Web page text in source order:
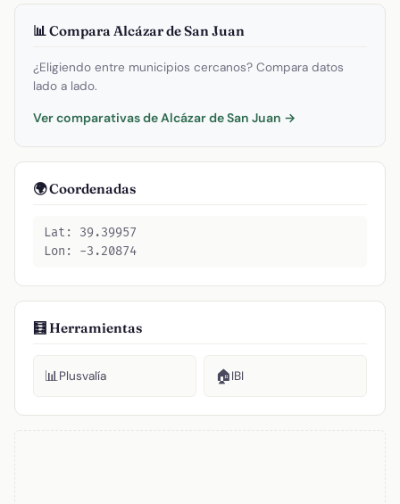
📊 Compara Alcázar de San Juan
¿Eligiendo entre municipios cercanos? Compara datos
lado a lado.
Ver comparativas de Alcázar de San Juan →
🌍 Coordenadas
Lat: 39.39957
Lon: -3.20874
🧮 Herramientas
📊Plusvalía 🏠IBI